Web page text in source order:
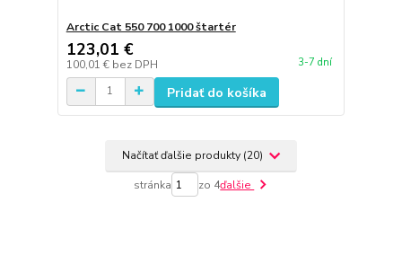
Arctic Cat 550 700 1000 štartér
123,01 €
100,01 € bez DPH 3-7 dní
Pridať do košíka
Načítať ďalšie produkty (20)
stránka zo 4ďalšie